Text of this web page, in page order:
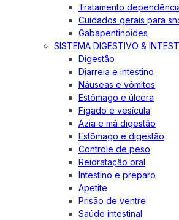
Tratamento
Cuidados gerais para
Gabapentinoides
SISTEMA DIGESTIVO &
Digestão
Diarreia e intestino
Náuseas e vômitos
Estômago e úlcera
Fígado e vesícula
Azia e má digestão
Estômago e digestão
Controle de peso
Reidratação oral
Intestino e preparo
Apetite
Prisão de ventre
Saúde intestinal